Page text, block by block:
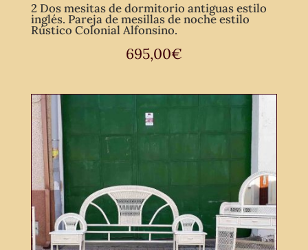
2 Dos mesitas de dormitorio antiguas estilo
inglés. Pareja de mesillas de noche estilo
Rústico Colonial Alfonsino.
695,00€